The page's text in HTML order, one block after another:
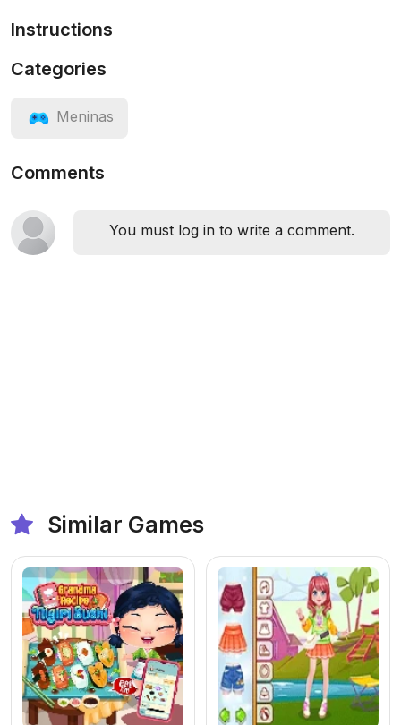
Instructions
Categories
Meninas
Comments
You must log in to write a comment.
Similar Games